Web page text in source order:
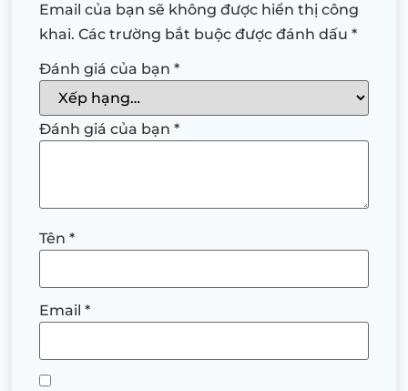
Email của bạn sẽ không được hiển thị công
khai. Các trường bắt buộc được đánh dấu *
Đánh giá của bạn *
Đánh giá của bạn *
Tên *
Email *